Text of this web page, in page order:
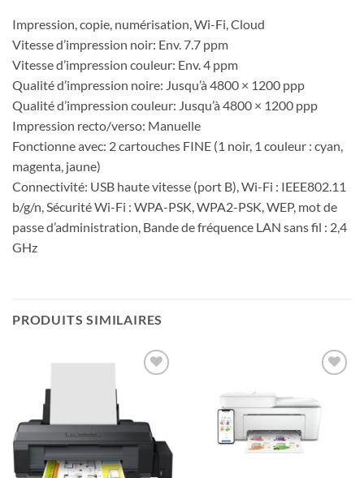
Impression, copie, numérisation, Wi-Fi, Cloud
Vitesse d’impression noir: Env. 7.7 ppm
Vitesse d’impression couleur: Env. 4 ppm
Qualité d’impression noire: Jusqu’à 4800 × 1200 ppp
Qualité d’impression couleur: Jusqu’à 4800 × 1200 ppp
Impression recto/verso: Manuelle
Fonctionne avec: 2 cartouches FINE (1 noir, 1 couleur : cyan,
magenta, jaune)
Connectivité: USB haute vitesse (port B), Wi-Fi : IEEE802.11
b/g/n, Sécurité Wi-Fi : WPA-PSK, WPA2-PSK, WEP, mot de
passe d’administration, Bande de fréquence LAN sans fil : 2,4
GHz
PRODUITS SIMILAIRES
d’envies